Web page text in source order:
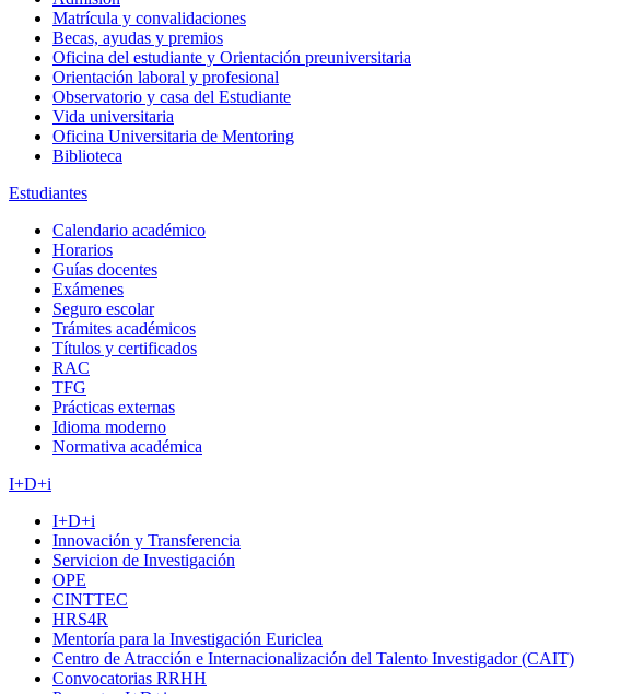
Matrícula y convalidaciones
Becas, ayudas y premios
Oficina del estudiante y Orientación preuniversitaria
Orientación laboral y profesional
Observatorio y casa del Estudiante
Vida universitaria
Oficina Universitaria de Mentoring
Biblioteca
Estudiantes
Calendario académico
Horarios
Guías docentes
Exámenes
Seguro escolar
Trámites académicos
Títulos y certificados
RAC
TFG
Prácticas externas
Idioma moderno
Normativa académica
I+D+i
I+D+i
Innovación y Transferencia
Servicion de Investigación
OPE
CINTTEC
HRS4R
Mentoría para la Investigación Euriclea
Centro de Atracción e Internacionalización del Talento Investigador (CAIT)
Convocatorias RRHH